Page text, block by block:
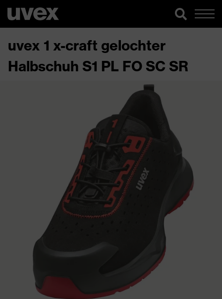
uvex 1 x-craft gelochter
Halbschuh S1 PL FO SC SR